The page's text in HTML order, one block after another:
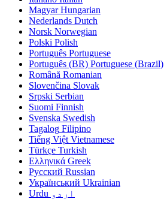
Magyar Hungarian
Nederlands Dutch
Norsk Norwegian
Polski Polish
Português Portuguese
Português (BR) Portuguese (Brazil)
Română Romanian
Slovenčina Slovak
Srpski Serbian
Suomi Finnish
Svenska Swedish
Tagalog Filipino
Tiếng Việt Vietnamese
Türkçe Turkish
Ελληνικά Greek
Русский Russian
Український Ukrainian
اردو Urdu